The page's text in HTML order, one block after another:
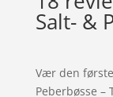
Salt- &
Vær den
Peberbøsse –